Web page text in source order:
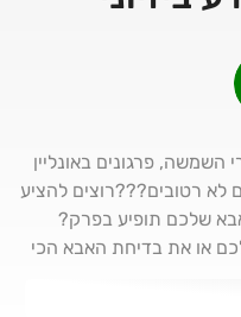
פרגונים באונליין
רטובים???רוצים להציע
שלכם תופיע בפרק?
או את בדיחת האבא הכי
ביוטיוב ותשארו